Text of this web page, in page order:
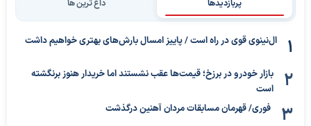
پربازدیدها داغ ترین ها
ال‌نینوی قوی در راه است / پاییز امسال بارش‌های بهتری خواهیم داشت
بازار خودرو در برزخ؛ قیمت‌ها عقب نشستند اما خریدار هنوز برنگشته
است
فوری/ قهرمان مسابقات مردان آهنین درگذشت